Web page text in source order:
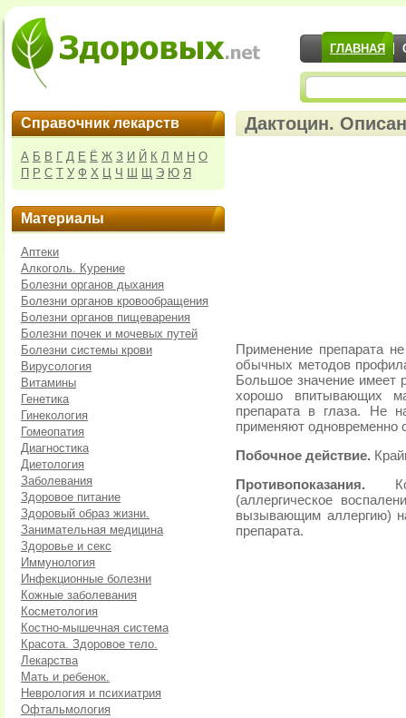
ГЛАВНАЯ
Справочник лекарств
А Б В Г Д Е Ё Ж З И Й К Л М Н О
П Р С Т У Ф Х Ц Ч Ш Щ Э Ю Я
Материалы
Аптеки
Алкоголь. Курение
Болезни органов дыхания
Болезни органов кровообращения
Болезни органов пищеварения
Болезни почек и мочевых путей
Болезни системы крови
Вирусология
Витамины
Генетика
Гинекология
Гомеопатия
Диагностика
Диетология
Заболевания
Здоровое питание
Здоровый образ жизни.
Занимательная медицина
Здоровье и секс
Иммунология
Инфекционные болезни
Кожные заболевания
Косметология
Костно-мышечная система
Красота. Здоровое тело.
Лекарства
Мать и ребенок.
Неврология и психиатрия
Офтальмология
Дактоцин.
Применение препарата
обычных методов
Большое значение имеет
хорошо впитывающих
препарата в глаза. Не
применяют одновременно
Побочное действие.
Противопоказания.
(аллергическое
вызывающим аллергию)
препарата.